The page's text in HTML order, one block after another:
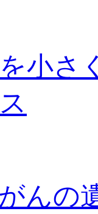
小さ
んの